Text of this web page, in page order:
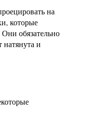
на
которые
обязательно
натянута и